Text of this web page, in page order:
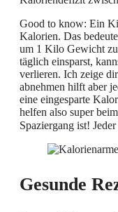
Good to know: Ein
Kalorien. Das
um 1 Kilo Gewicht
täglich einsparst,
verlieren. Ich zeige
abnehmen hilft aber
eine eingesparte
helfen also super
Spaziergang ist!
Gesunde